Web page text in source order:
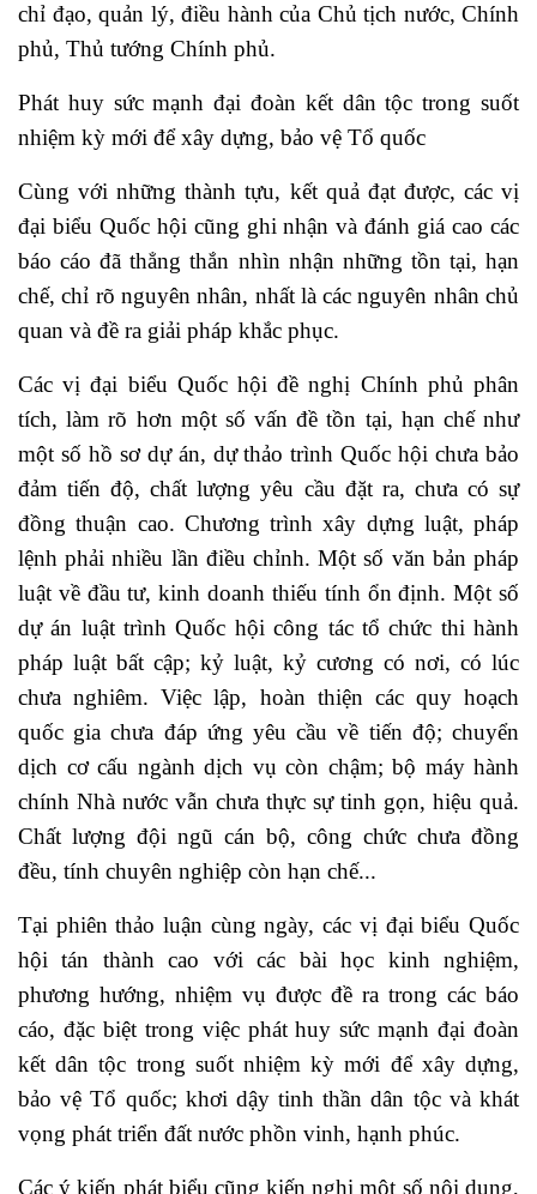
chỉ đạo, quản lý, điều hành của Chủ tịch nước, Chính
phủ, Thủ tướng Chính phủ.
Phát huy sức mạnh đại đoàn kết dân tộc trong suốt
nhiệm kỳ mới để xây dựng, bảo vệ Tổ quốc
Cùng với những thành tựu, kết quả đạt được, các vị
đại biểu Quốc hội cũng ghi nhận và đánh giá cao các
báo cáo đã thẳng thắn nhìn nhận những tồn tại, hạn
chế, chỉ rõ nguyên nhân, nhất là các nguyên nhân chủ
quan và đề ra giải pháp khắc phục.
Các vị đại biểu Quốc hội đề nghị Chính phủ phân
tích, làm rõ hơn một số vấn đề tồn tại, hạn chế như
một số hồ sơ dự án, dự thảo trình Quốc hội chưa bảo
đảm tiến độ, chất lượng yêu cầu đặt ra, chưa có sự
đồng thuận cao. Chương trình xây dựng luật, pháp
lệnh phải nhiều lần điều chỉnh. Một số văn bản pháp
luật về đầu tư, kinh doanh thiếu tính ổn định. Một số
dự án luật trình Quốc hội công tác tổ chức thi hành
pháp luật bất cập; kỷ luật, kỷ cương có nơi, có lúc
chưa nghiêm. Việc lập, hoàn thiện các quy hoạch
quốc gia chưa đáp ứng yêu cầu về tiến độ; chuyển
dịch cơ cấu ngành dịch vụ còn chậm; bộ máy hành
chính Nhà nước vẫn chưa thực sự tinh gọn, hiệu quả.
Chất lượng đội ngũ cán bộ, công chức chưa đồng
đều, tính chuyên nghiệp còn hạn chế...
Tại phiên thảo luận cùng ngày, các vị đại biểu Quốc
hội tán thành cao với các bài học kinh nghiệm,
phương hướng, nhiệm vụ được đề ra trong các báo
cáo, đặc biệt trong việc phát huy sức mạnh đại đoàn
kết dân tộc trong suốt nhiệm kỳ mới để xây dựng,
bảo vệ Tổ quốc; khơi dậy tinh thần dân tộc và khát
vọng phát triển đất nước phồn vinh, hạnh phúc.
Các ý kiến phát biểu cũng kiến nghị một số nội dung,